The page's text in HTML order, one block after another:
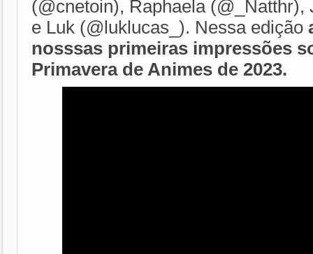
(@cnetoin), Raphaela (@_Natthr),
e Luk (@luklucas_). Nessa edição
nosssas primeiras impressões
Primavera de Animes de 2023.